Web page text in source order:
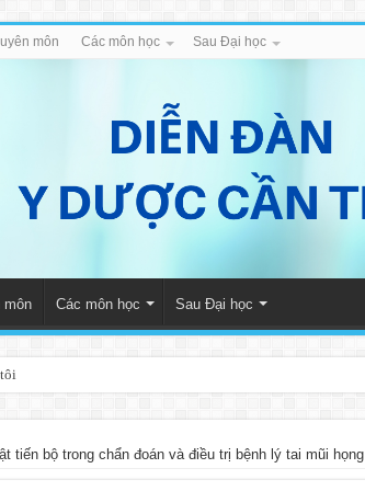
môn Các môn học Sau Đại học
môn Các môn học Sau Đại học
tiến bộ trong chẩn đoán và điều trị bệnh lý tai mũi họng